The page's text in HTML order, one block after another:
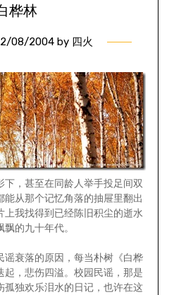
桦林
08/2004 by 四火
，甚至在同龄人举手投足间双
能从那个记忆角落的抽屉里翻出
上我找得到已经陈旧积尘的逝水
的九十年代。
谣衰落的原因，每当朴树《白桦
，悲伤四溢。校园民谣，那是
孤独欢乐泪水的日记，也许在这